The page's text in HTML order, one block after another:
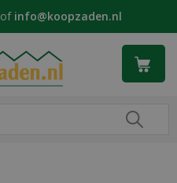
of info@koopzaden.nl